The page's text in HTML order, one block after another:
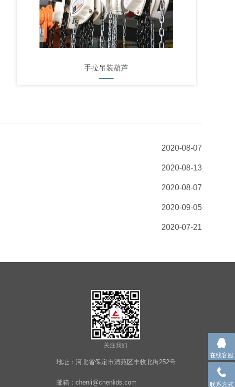
手拉吊装葫芦
2020-08-07
2020-08-13
2020-08-07
2020-09-05
2020-07-21
关注我们
地址：河北省保定市清苑区丰收北街252号
邮箱：chenli@chenlids.com
在线客服
联系方式